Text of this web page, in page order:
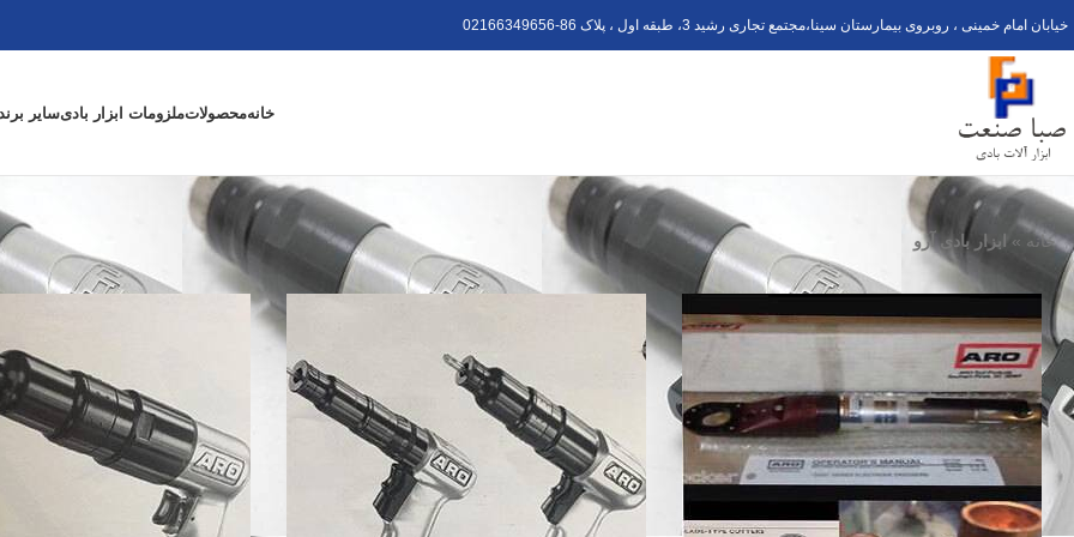
خیابان امام خمینی ، روبروی بیمارستان سینا،مجتمع تجاری رشید 3، طبقه اول ، پلاک 6 02166349656-8
خانهمحصولاتملزومات ابزار بادیسایر
خانه » ابزار بادی آرو